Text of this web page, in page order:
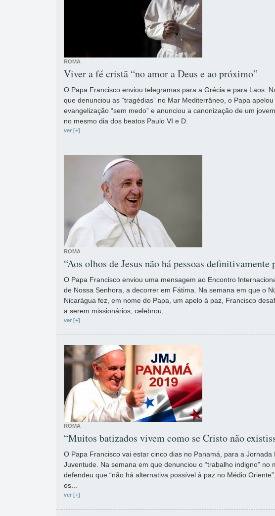
ROMA
Viver a fé cristã “no amor a Deus e ao próximo”
O Papa Francisco enviou telegramas para a Grécia e para Laos.
que denunciou as “tragédias” no Mar Mediterrâneo, o Papa apelou
evangelização “sem medo” e anunciou a canonização de um
no mesmo dia dos beatos Paulo VI e D.
ver [+]
ROMA
“Aos olhos de Jesus não há pessoas definitivamente
O Papa Francisco enviou uma mensagem ao Encontro
de Nossa Senhora, a decorrer em Fátima. Na semana em que o
Nicarágua fez, em nome do Papa, um apelo à paz, Francisco
a serem missionários, celebrou,...
ver [+]
ROMA
“Muitos batizados vivem como se Cristo não
O Papa Francisco vai estar cinco dias no Panamá, para a Jornada
Juventude. Na semana em que denunciou o “trabalho indigno” no
defendeu que “não há alternativa possível à paz no Médio
os...
ver [+]